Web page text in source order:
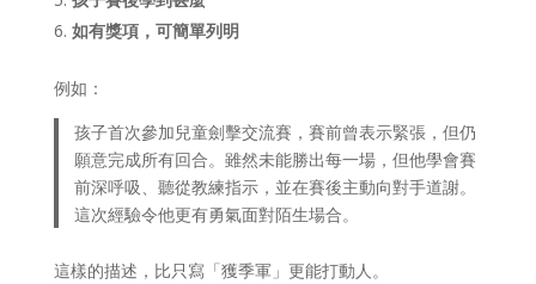
如有獎項，可簡單列明
例如：
孩子首次參加兒童劍擊交流賽，賽前曾表示緊張，但仍
願意完成所有回合。雖然未能勝出每一場，但他學會賽
前深呼吸、聽從教練指示，並在賽後主動向對手道謝。
這次經驗令他更有勇氣面對陌生場合。
這樣的描述，比只寫「獲季軍」更能打動人。